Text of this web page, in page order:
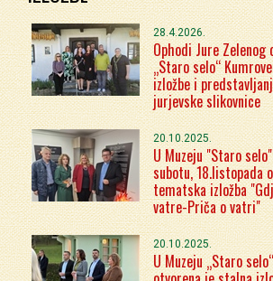
28.4.2026.
Ophodi Jure Zelenog
„Staro selo“
izložbe i
jurjevske slikovnice
20.10.2025.
U Muzeju "Staro
subotu, 18.listopada
tematska izložba
vatre-Priča o vatri"
20.10.2025.
U Muzeju „Staro